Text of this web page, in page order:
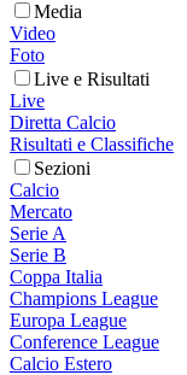
Media
Video
Foto
Live e Risultati
Live
Diretta Calcio
Risultati e Classifiche
Sezioni
Calcio
Mercato
Serie A
Serie B
Coppa Italia
Champions League
Europa League
Conference League
Calcio Estero